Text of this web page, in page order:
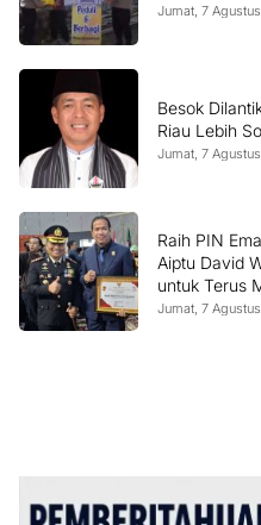
Jumat, 7
Besok
Riau Lebih
Jumat, 7
Raih PIN
Aiptu David
untuk Terus
Jumat, 7